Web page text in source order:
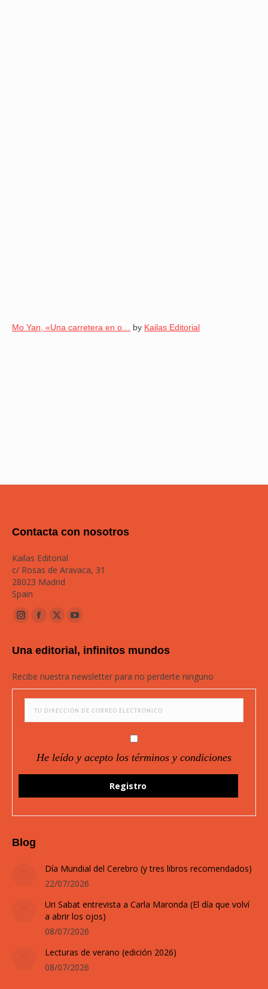
Mo Yan, «Una carretera en o… by Kailas Editorial
Contacta con nosotros
Kailas Editorial
c/ Rosas de Aravaca, 31
28023 Madrid
Spain
Instagram
opens
window
Facebook
opens
window
Twitter
opens
window
YouTube
opens
window
Una editorial, infinitos mundos
Recibe nuestra newsletter para no perderte ninguno
He leído y acepto los términos y condiciones
Blog
Día Mundial del Cerebro (y tres libros recomendados)
22/07/2026
Uri Sabat entrevista a Carla Maronda (El día que volví
a abrir los ojos)
08/07/2026
Lecturas de verano (edición 2026)
08/07/2026